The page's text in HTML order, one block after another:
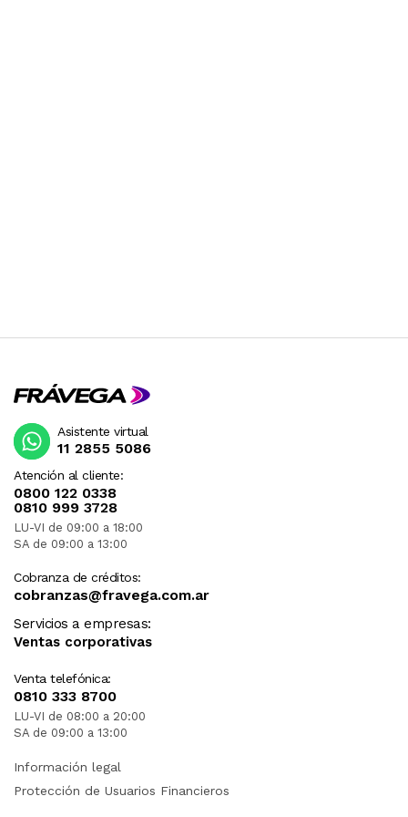
Atención al cliente:
0800 122 0338
0810 999 3728
LU-VI de 09:00 a 18:00
SA de 09:00 a 13:00
Cobranza de créditos:
cobranzas@fravega.com.ar
Servicios a empresas:
Ventas corporativas
Venta telefónica:
0810 333 8700
LU-VI de 08:00 a 20:00
SA de 09:00 a 13:00
Asistente virtual
11 2855 5086
Información legal
Protección de Usuarios Financieros